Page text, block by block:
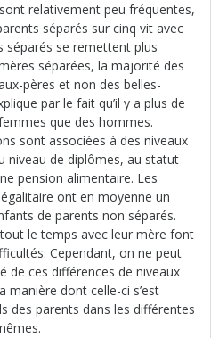
relativement peu fréquentes,
séparés sur cinq vit avec
séparés se remettent plus
séparées, la majorité des
pères et non des belles-
par le fait qu’il y a plus de
que des hommes.
sont associées à des niveaux
niveau de diplômes, au statut
pension alimentaire. Les
ont en moyenne un
de parents non séparés.
le temps avec leur mère font
Cependant, on ne peut
ces différences de niveaux
manière dont celle-ci s’est
des parents dans les différentes